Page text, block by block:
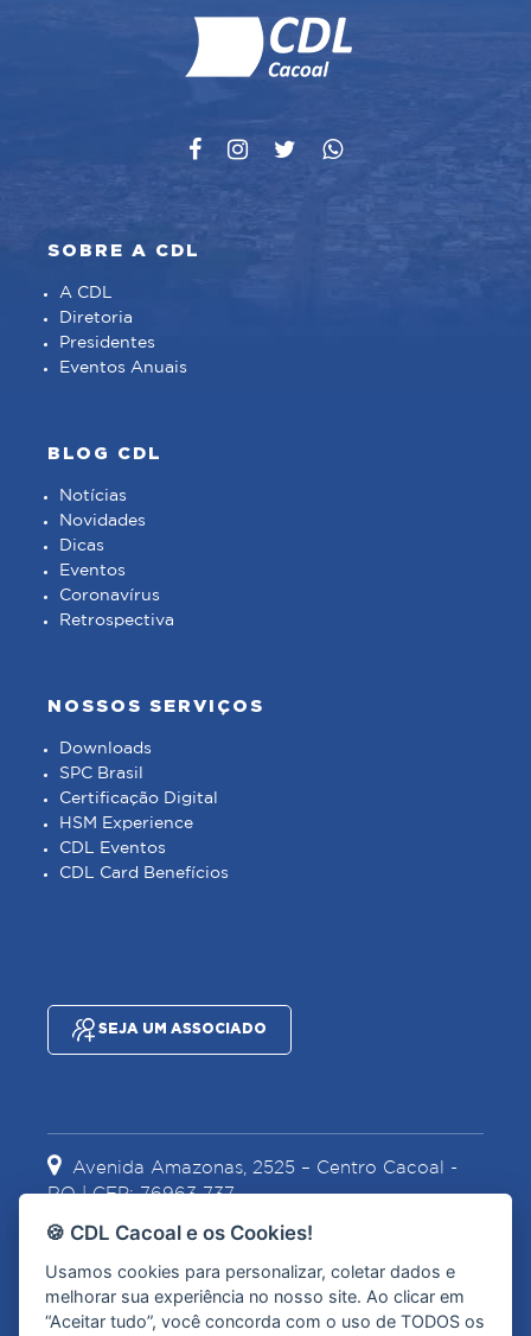
SOBRE A CDL
A CDL
Diretoria
Presidentes
Eventos Anuais
BLOG CDL
Notícias
Novidades
Dicas
Eventos
Coronavírus
Retrospectiva
NOSSOS SERVIÇOS
Downloads
SPC Brasil
Certificação Digital
HSM Experience
CDL Eventos
CDL Card Benefícios
SEJA UM ASSOCIADO
Avenida Amazonas, 2525 – Centro Cacoal -
RO | CEP: 76963-737
(69) 3441-2067 (69) 99967-1628
🍪 CDL Cacoal e os Cookies!
Usamos cookies para personalizar, coletar dados e
melhorar sua experiência no nosso site. Ao clicar em
“Aceitar tudo”, você concorda com o uso de TODOS os